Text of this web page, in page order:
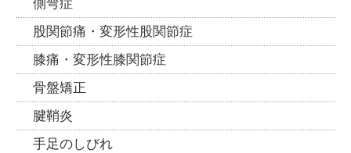
側弯症
股関節痛・変形性股関節症
膝痛・変形性膝関節症
骨盤矯正
腱鞘炎
手足のしびれ